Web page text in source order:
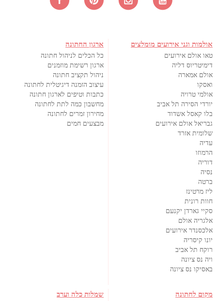
אולמות וגני אירועים מומלצים
טאו אולם אירועים
דימיטריוס דליה
אולם אמארה
ואסקו
אולמי טרויה
יורדי הסירה תל אביב
בלו קאסל אשדוד
גבריאל אולם אירועים
שלומית אזרד
עדיה
הרמוזו
דוריה
נסיה
ברטה
ליז מרטינז
חוות רונית
סקיי גארדן יקנעם
אלגריה אולם
אלכסנדר אירועים
יונו קיסריה
רוקח תל אביב
ויה נס ציונה
באסיקו נס ציונה
ארגון החתונה
כל הכלים לניהול חתונה
ארגון רשימת מוזמנים
ניהול תקציב חתונה
עיצוב הזמנה דיגיטלית לחתונה
כתבות וטיפים לארגון חתונה
מחשבון כמה לתת לחתונה
מחירון זמרים לחתונה
מבצעים חמים
מקום לחתונה שמלות כלה וערב